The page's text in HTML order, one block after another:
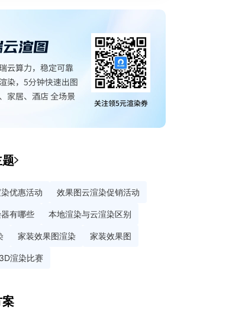
优惠活动 效果图云渲染促销活动
有哪些 本地渲染与云渲染区别
家装效果图渲染 家装效果图
3D渲染比赛